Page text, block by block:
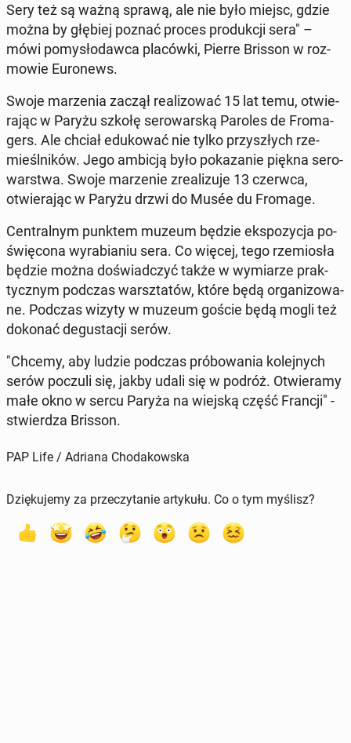
Sery też są ważną sprawą, ale nie było miejsc, gdzie
można by głębiej poznać proces pro­duk­cji sera" –
mówi po­my­sło­daw­ca pla­ców­ki, Pierre Brisson w roz­
mo­wie Eu­ro­news.
Swoje ma­rze­nia zaczął re­ali­zo­wać 15 lat temu, otwie­
ra­jąc w Paryżu szkołę se­ro­war­ską Paroles de Fro­ma­
gers. Ale chciał edu­ko­wać nie tylko przy­szłych rze­
mieśl­ni­ków. Jego ambicją było po­ka­za­nie piękna se­ro­
war­stwa. Swoje ma­rze­nie zre­ali­zu­je 13 czerwca,
otwie­ra­jąc w Paryżu drzwi do Musée du Fromage.
Cen­tral­nym punktem muzeum będzie eks­po­zy­cja po­
świę­co­na wy­ra­bia­niu sera. Co więcej, tego rze­mio­sła
będzie można do­świad­czyć także w wy­mia­rze prak­
tycz­nym podczas warsz­ta­tów, które będą or­ga­ni­zo­wa­
ne. Podczas wizyty w muzeum goście będą mogli też
dokonać de­gu­sta­cji serów.
"Chcemy, aby ludzie podczas pró­bo­wa­nia ko­lej­nych
serów poczuli się, jakby udali się w podróż. Otwie­ra­my
małe okno w sercu Paryża na wiejską część Francji" -
stwier­dza Brisson.
PAP Life / Adriana Chodakowska
Dziękujemy za przeczytanie artykułu. Co o tym myślisz?